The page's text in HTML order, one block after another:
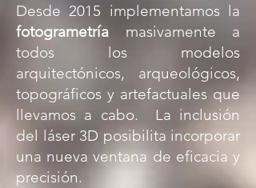
Desde 2015 implementamos la
fotogrametría masivamente a
todos los modelos
arquitectónicos, arqueológicos,
topográficos y artefactuales que
llevamos a cabo.
La inclusión
del láser 3D posibilita incorporar
una nueva ventana de eficacia y
precisión.